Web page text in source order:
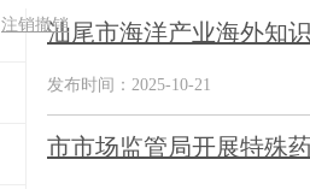
注销撤销汕尾市海洋产业海外知
发布时间：2025-10-21
市市场监管局开展特殊